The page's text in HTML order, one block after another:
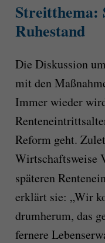
Streitthema:
Ruhestand
Die Diskussion
mit den
Immer wieder
Reform geht.
Wirtschaftsweise
späteren
erklärt sie: „Wir
drumherum, das
fernere